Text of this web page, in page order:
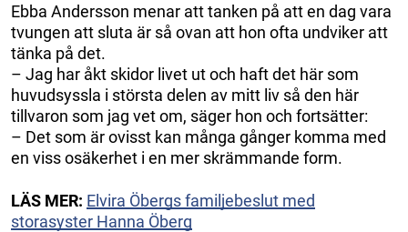
Ebba Andersson menar att tanken på att en dag vara
tvungen att sluta är så ovan att hon ofta undviker att
tänka på det.
– Jag har åkt skidor livet ut och haft det här som
huvudsyssla i största delen av mitt liv så den här
tillvaron som jag vet om, säger hon och fortsätter:
– Det som är ovisst kan många gånger komma med
en viss osäkerhet i en mer skrämmande form.
LÄS MER: Elvira Öbergs familjebeslut med
storasyster Hanna Öberg